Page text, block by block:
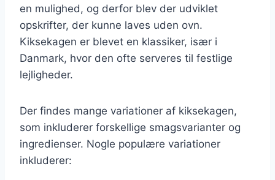
en mulighed, og derfor blev der udviklet
opskrifter, der kunne laves uden ovn.
Kiksekagen er blevet en klassiker, især i
Danmark, hvor den ofte serveres til festlige
lejligheder.
Der findes mange variationer af kiksekagen,
som inkluderer forskellige smagsvarianter og
ingredienser. Nogle populære variationer
inkluderer: